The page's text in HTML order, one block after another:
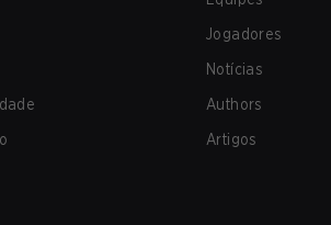
Jogadores
Notícias
Authors
Artigos